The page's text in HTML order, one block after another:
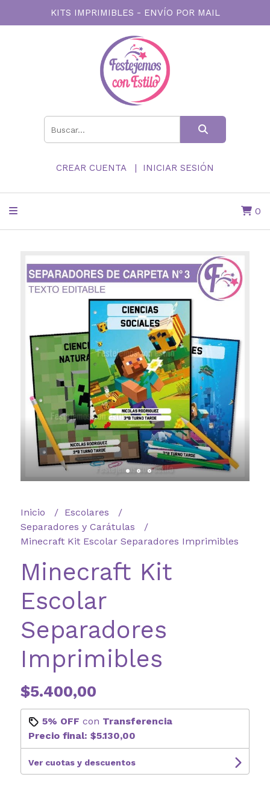
KITS IMPRIMIBLES - ENVÍO POR MAIL
CREAR CUENTA INICIAR SESIÓN
0
Inicio
Escolares
Separadores y Carátulas
Minecraft Kit Escolar Separadores Imprimibles
Minecraft Kit
Escolar
Separadores
Imprimibles
$5.400,00
5% OFF con Transferencia
Precio final: $5.130,00
Ver cuotas y descuentos